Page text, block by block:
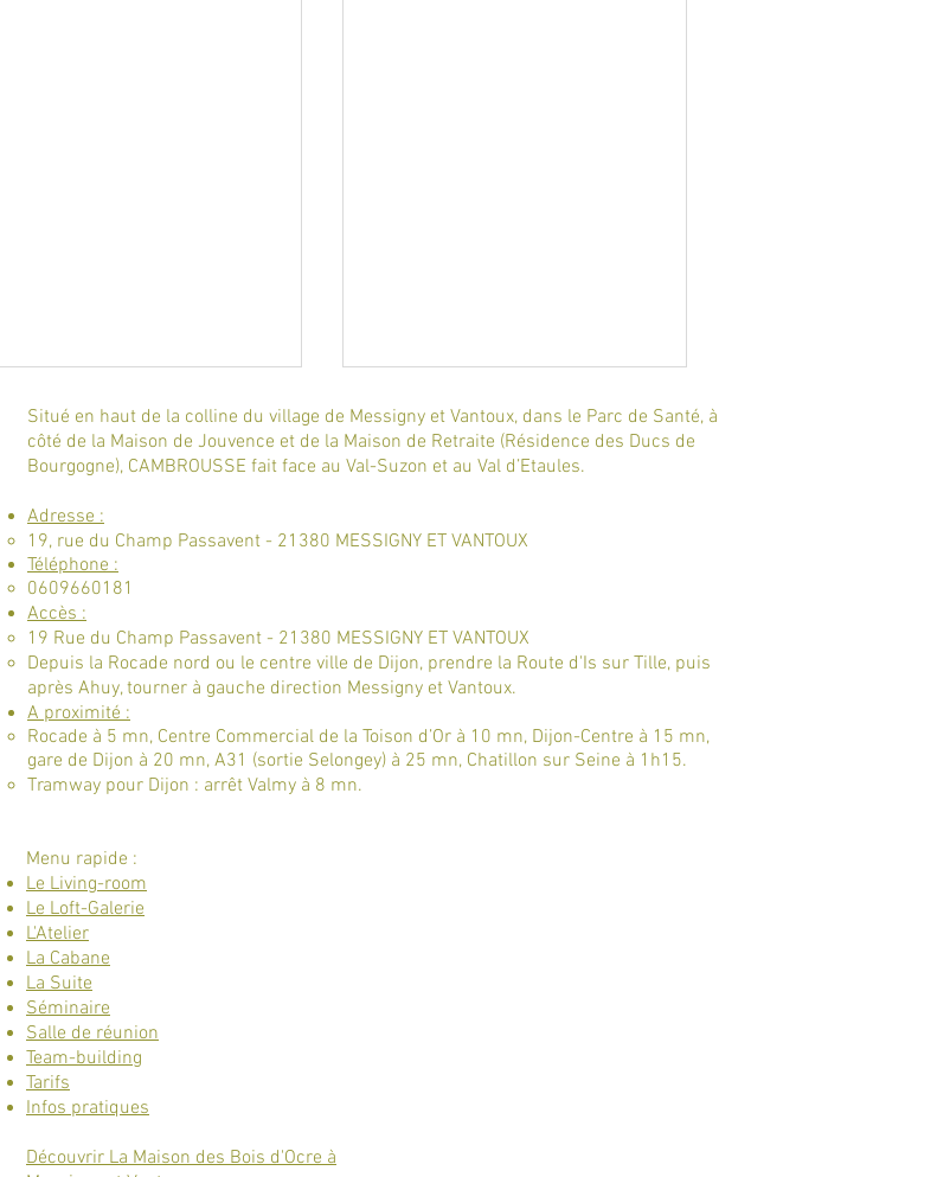
URGO/ Healthcare
Dijon/ Séminaire de clôture de
la session 2025.
Situé en haut de la colline du village de Messigny et Vantoux, dans le Parc de Santé, à
côté de la Maison de Jouvence et de la Maison de Retraite (Résidence des Ducs de
Bourgogne), CAMBROUSSE fait face au Val-Suzon et au Val d’Etaules.
Adresse :
19, rue du Champ Passavent - 21380 MESSIGNY ET VANTOUX​
Téléphone :
0609660181
Accès :
19 Rue du Champ Passavent - 21380 MESSIGNY ET VANTOUX
Depuis la Rocade nord ou le centre ville de Dijon, prendre la Route d'Is sur Tille, puis
après Ahuy, tourner à gauche direction Messigny et Vantoux.
A proximité :​
Rocade à 5 mn, Centre Commercial de la Toison d’Or à 10 mn, Dijon-Centre à 15 mn,
gare de Dijon à 20 mn, A31 (sortie Selongey) à 25 mn, Chatillon sur Seine à 1h15.
Tramway pour Dijon : arrêt Valmy à 8 mn.
Menu rapide :
Le Living-room
Le Loft-Galerie
L'Atelier
La Cabane
La Suite
Séminaire
Salle de réunion
Team-building
Tarifs
Infos pratiques
DécouvrirLa Maison des Bois d'Ocre à